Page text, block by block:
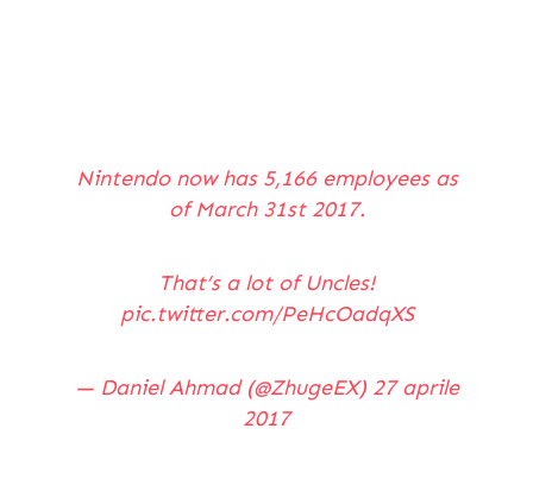
Nintendo now has 5,166 employees as
of March 31st 2017.
That’s a lot of Uncles!
pic.twitter.com/PeHcOadqXS
— Daniel Ahmad (@ZhugeEX) 27 aprile
2017